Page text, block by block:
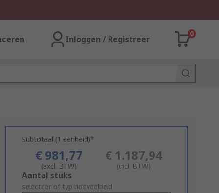
Inloggen / Registreer
0
Subtotaal (1 eenheid)*
€ 981,77
(excl. BTW)
€ 1.187,94
(incl. BTW)
Add
to
Aantal stuks
selecteer of typ hoeveelheid